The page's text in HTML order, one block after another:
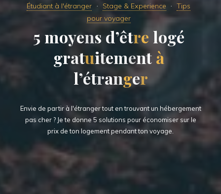
Étudiant à l'étranger Stage & Experience
Tips
pour voyager
5 moyens d’être logé
gratuitement à
l’étranger
Envie de partir à l'étranger tout en trouvant un hébergement
pas cher ? Je te donne 5 solutions pour économiser sur le
prix de ton logement pendant ton voyage.